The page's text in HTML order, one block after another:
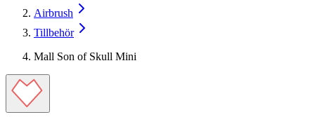
Airbrush
Tillbehör
Mall Son of Skull Mini